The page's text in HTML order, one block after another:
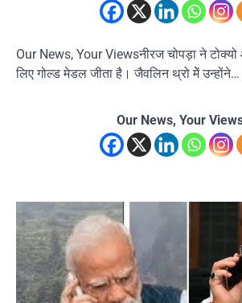
Our News, Your Viewsनीरज चोपड़ा ने
लिए गोल्ड मेडल जीता है। जैवलिन थ्रो मेें उन्होंने…
Our News, Your